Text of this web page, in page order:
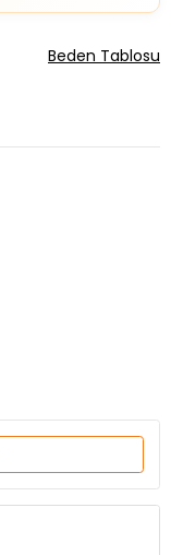
Beden Tablosu